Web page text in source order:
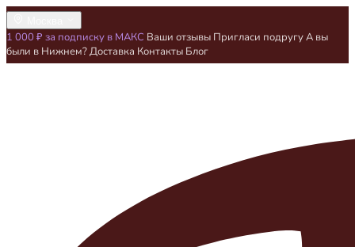
1 000 ₽ за подписку в МАКС Ваши отзывы Пригласи подругуА вы
были в Нижнем?Доставка Контакты Блог